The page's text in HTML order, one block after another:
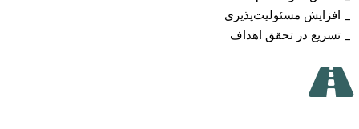
_ افزایش مسئولیت‌پذیری
_ تسریع در تحقق اهداف